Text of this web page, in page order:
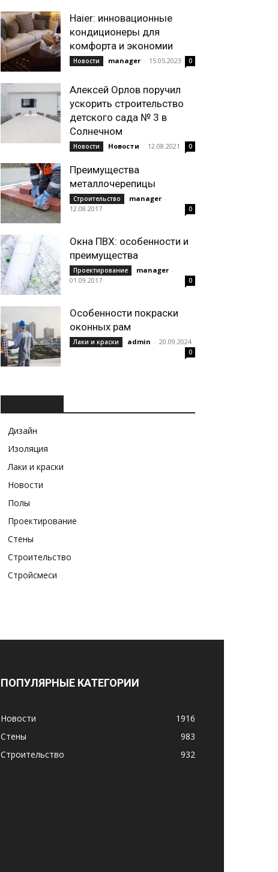
Haier: инновационные
кондиционеры для
комфорта и экономии
Новости manager - 15.05.2023 0
Алексей Орлов поручил
ускорить строительство
детского сада № 3 в
Солнечном
Новости Новости - 12.08.2021 0
Преимущества
металлочерепицы
Строительство manager -
12.08.2017
0
Окна ПВХ: особенности и
преимущества
Проектирование manager -
01.09.2017
0
Особенности покраски
оконных рам
Лаки и краски admin - 20.09.2024
0
Дизайн
Изоляция
Лаки и краски
Новости
Полы
Проектирование
Стены
Строительство
Стройсмеси
ПОПУЛЯРНЫЕ КАТЕГОРИИ
Новости
1916
Стены
983
Строительство
932